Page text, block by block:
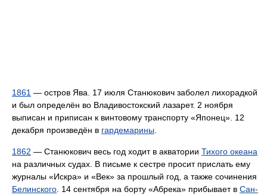
1861 — остров Ява. 17 июля Станюкович заболел лихорадкой
и был определён во Владивостокский лазарет. 2 ноября
выписан и приписан к винтовому транспорту «Японец». 12
декабря произведён в гардемарины.
1862 — Станюкович весь год ходит в акватории Тихого океана
на различных судах. В письме к сестре просит прислать ему
журналы «Искра» и «Век» за прошлый год, а также сочинения
Белинского. 14 сентября на борту «Абрека» прибывает в Сан-